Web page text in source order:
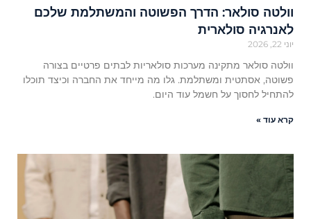
וולטה סולאר: הדרך הפשוטה והמשתלמת שלכם
לאנרגיה סולארית
יוני 22, 2026
וולטה סולאר מתקינה מערכות סולאריות לבתים פרטיים בצורה
פשוטה, אסתטית ומשתלמת. גלו מה מייחד את החברה וכיצד תוכלו
להתחיל לחסוך על חשמל עוד היום.
קרא עוד »